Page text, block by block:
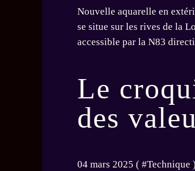
Nouvelle aquarelle en
se situe sur les rives de la
accessible par la N83
Le
des
04 mars 2025 ( #Technique )